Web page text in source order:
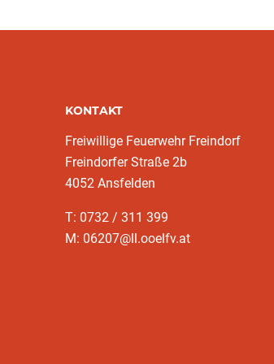
KONTAKT
Freiwillige Feuerwehr Freindorf
Freindorfer Straße 2b
4052 Ansfelden
T: 0732 / 311 399
M: 06207@ll.ooelfv.at